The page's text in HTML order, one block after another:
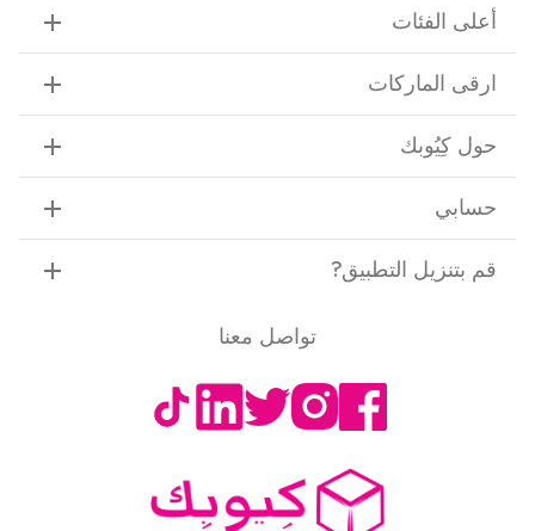
أعلى الفئات
ارقى الماركات
حول كِيُوبك
حسابي
قم بتنزيل التطبيق?
تواصل معنا